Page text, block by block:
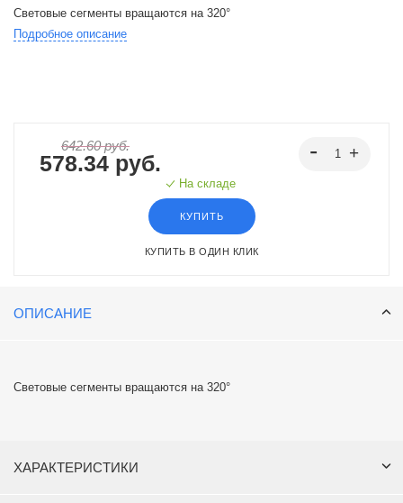
Световые сегменты вращаются на 320°
Подробное описание
642.60 руб.
578.34 руб.
На складе
КУПИТЬ
КУПИТЬ В ОДИН КЛИК
ОПИСАНИЕ
Световые сегменты вращаются на 320°
ХАРАКТЕРИСТИКИ